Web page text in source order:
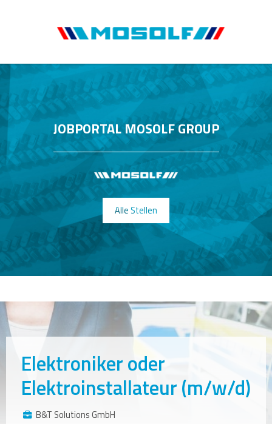
JOBPORTAL MOSOLF GROUP
Alle Stellen
Elektroniker oder
Elektroinstallateur (m/w/d)
B&T Solutions GmbH